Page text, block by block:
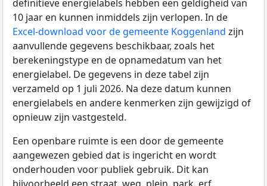
definitieve energielabels hebben een geldigheid van
10 jaar en kunnen inmiddels zijn verlopen. In de
Excel-download voor de gemeente Koggenland zijn
aanvullende gegevens beschikbaar, zoals het
berekeningstype en de opnamedatum van het
energielabel. De gegevens in deze tabel zijn
verzameld op 1 juli 2026. Na deze datum kunnen
energielabels en andere kenmerken zijn gewijzigd of
opnieuw zijn vastgesteld.
Een openbare ruimte is een door de gemeente
aangewezen gebied dat is ingericht en wordt
onderhouden voor publiek gebruik. Dit kan